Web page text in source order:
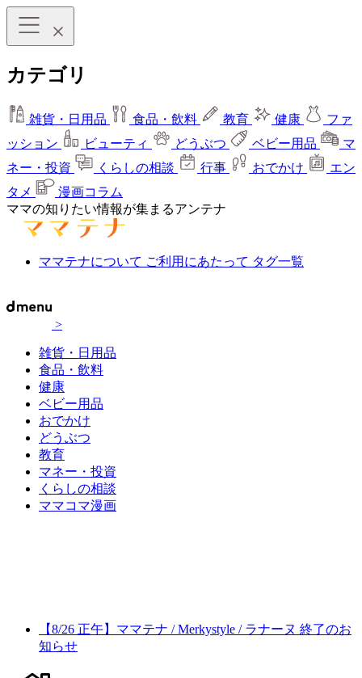
カテゴリ
雑貨・日用品 食品・飲料 教育 健康
ファ
ッション
ビューティ どうぶつ ベビー用品
マ
ネー・投資
くらしの相談 行事 おでかけ
エン
タメ
漫画コラム
ママの知りたい情報が集まるアンテナ
ママテナについて ご利用にあたって タグ一覧
>
雑貨・日用品
食品・飲料
健康
ベビー用品
おでかけ
どうぶつ
教育
マネー・投資
くらしの相談
ママコマ漫画
【8/26 正午】ママテナ / Merkystyle / ラナーヌ 終了のお
知らせ